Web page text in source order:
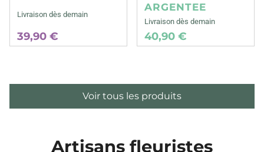
Livraison dès demain
39,90 €
ARGENTEE
Livraison dès demain
40,90 €
Voir tous les produits
Artisans fleuristes